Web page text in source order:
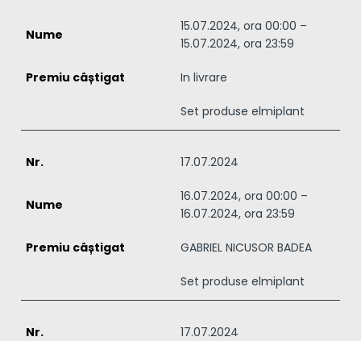
15.07.2024, ora 00:00 –
15.07.2024, ora 23:59
In livrare
Set produse elmiplant
17.07.2024
16.07.2024, ora 00:00 –
16.07.2024, ora 23:59
GABRIEL NICUSOR BADEA
Set produse elmiplant
17.07.2024